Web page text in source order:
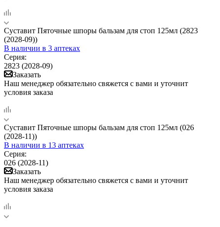
Суставит Пяточные шпоры бальзам для стоп 125мл (2823
(2028-09))
В наличии в 3 аптеках
Серия:
2823 (2028-09)
Заказать
Наш менеджер обязательно свяжется с вами и уточнит
условия заказа
Суставит Пяточные шпоры бальзам для стоп 125мл (026
(2028-11))
В наличии в 13 аптеках
Серия:
026 (2028-11)
Заказать
Наш менеджер обязательно свяжется с вами и уточнит
условия заказа